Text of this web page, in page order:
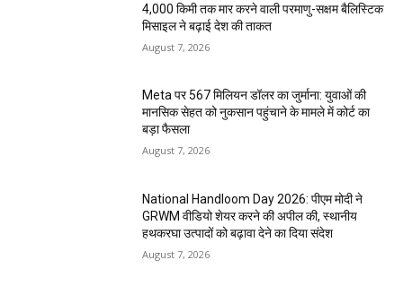
4,000 किमी तक मार करने वाली परमाणु-सक्षम बैलिस्टिक
मिसाइल ने बढ़ाई देश की ताकत
August 7, 2026
Meta पर 567 मिलियन डॉलर का जुर्माना: युवाओं की
मानसिक सेहत को नुकसान पहुंचाने के मामले में कोर्ट का
बड़ा फैसला
August 7, 2026
National Handloom Day 2026: पीएम मोदी ने
GRWM वीडियो शेयर करने की अपील की, स्थानीय
हथकरघा उत्पादों को बढ़ावा देने का दिया संदेश
August 7, 2026